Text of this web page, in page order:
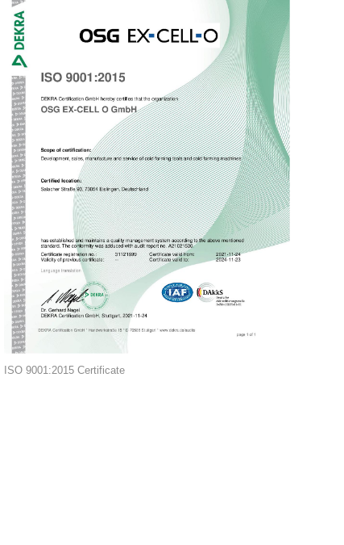
ISO 9001:2015 Certificate